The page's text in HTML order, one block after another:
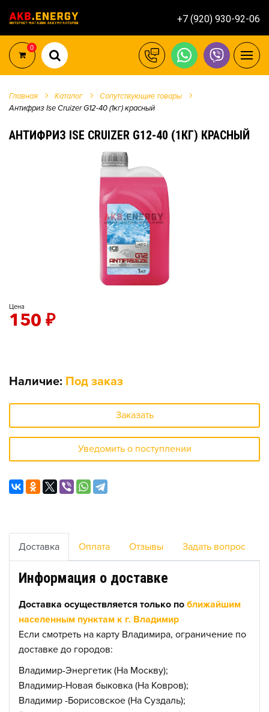
+7 (920) 930-92-06
0
Главная Каталог
Сопутствующие товары
Антифриз Ise Cruizer G12-40 (1кг) красный
АНТИФРИЗ ISE CRUIZER G12-40 (1КГ) КРАСНЫЙ
Цена
150 ₽
Наличие: Под заказ
Заказать
Уведомить о поступлении
Доставка Оплата Отзывы Задать вопрос
Информация о доставке
Доставка осуществляется только по ближайшим
населенным пунктам к г. Владимир
Если смотреть на карту Владимира, ограничение по
доставке до городов:
Владимир-Энергетик (На Москву);
Владимир-Новая быковка (На Ковров);
Владимир -Борисовское (На Суздаль);